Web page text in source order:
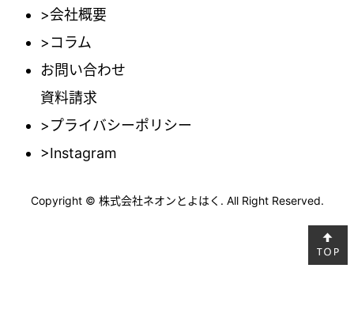
>会社概要
>コラム
お問い合わせ
資料請求
>プライバシーポリシー
>Instagram
Copyright © 株式会社ネオンとよはく. All Right Reserved.